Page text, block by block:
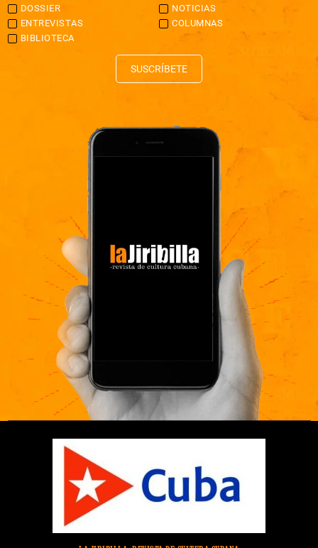
DOSSIER
NOTICIAS
ENTREVISTAS
COLUMNAS
BIBLIOTECA
SUSCRÍBETE